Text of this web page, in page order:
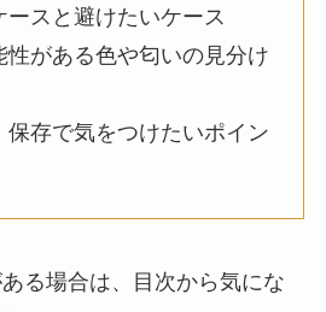
ースと避けたいケース
性がある色や匂いの見分け
保存で気をつけたいポイン
る場合は、目次から気にな